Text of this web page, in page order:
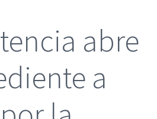
abre
a